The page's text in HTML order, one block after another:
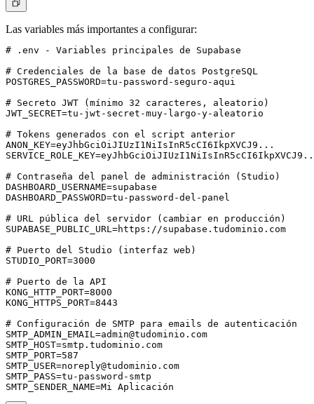
Las variables más importantes a configurar:
# .env - Variables principales de Supabase
# Credenciales de la base de datos PostgreSQL
POSTGRES_PASSWORD=tu-password-seguro-aqui
# Secreto JWT (mínimo 32 caracteres, aleatorio)
JWT_SECRET=tu-jwt-secret-muy-largo-y-aleatorio
# Tokens generados con el script anterior
ANON_KEY=eyJhbGciOiJIUzI1NiIsInR5cCI6IkpXVCJ9...
# Contraseña del panel de administración (Studio)
DASHBOARD_USERNAME=supabase
DASHBOARD_PASSWORD=tu-password-del-panel
# URL pública del servidor (cambiar en producción)
SUPABASE_PUBLIC_URL=https://supabase.tudominio.com
# Puerto del Studio (interfaz web)
STUDIO_PORT=3000
# Puerto de la API
KONG_HTTP_PORT=8000
KONG_HTTPS_PORT=8443
SMTP_ADMIN_EMAIL=admin@tudominio.com
SMTP_HOST=smtp.tudominio.com
SMTP_USER=noreply@tudominio.com
SMTP_PASS=tu-password-smtp